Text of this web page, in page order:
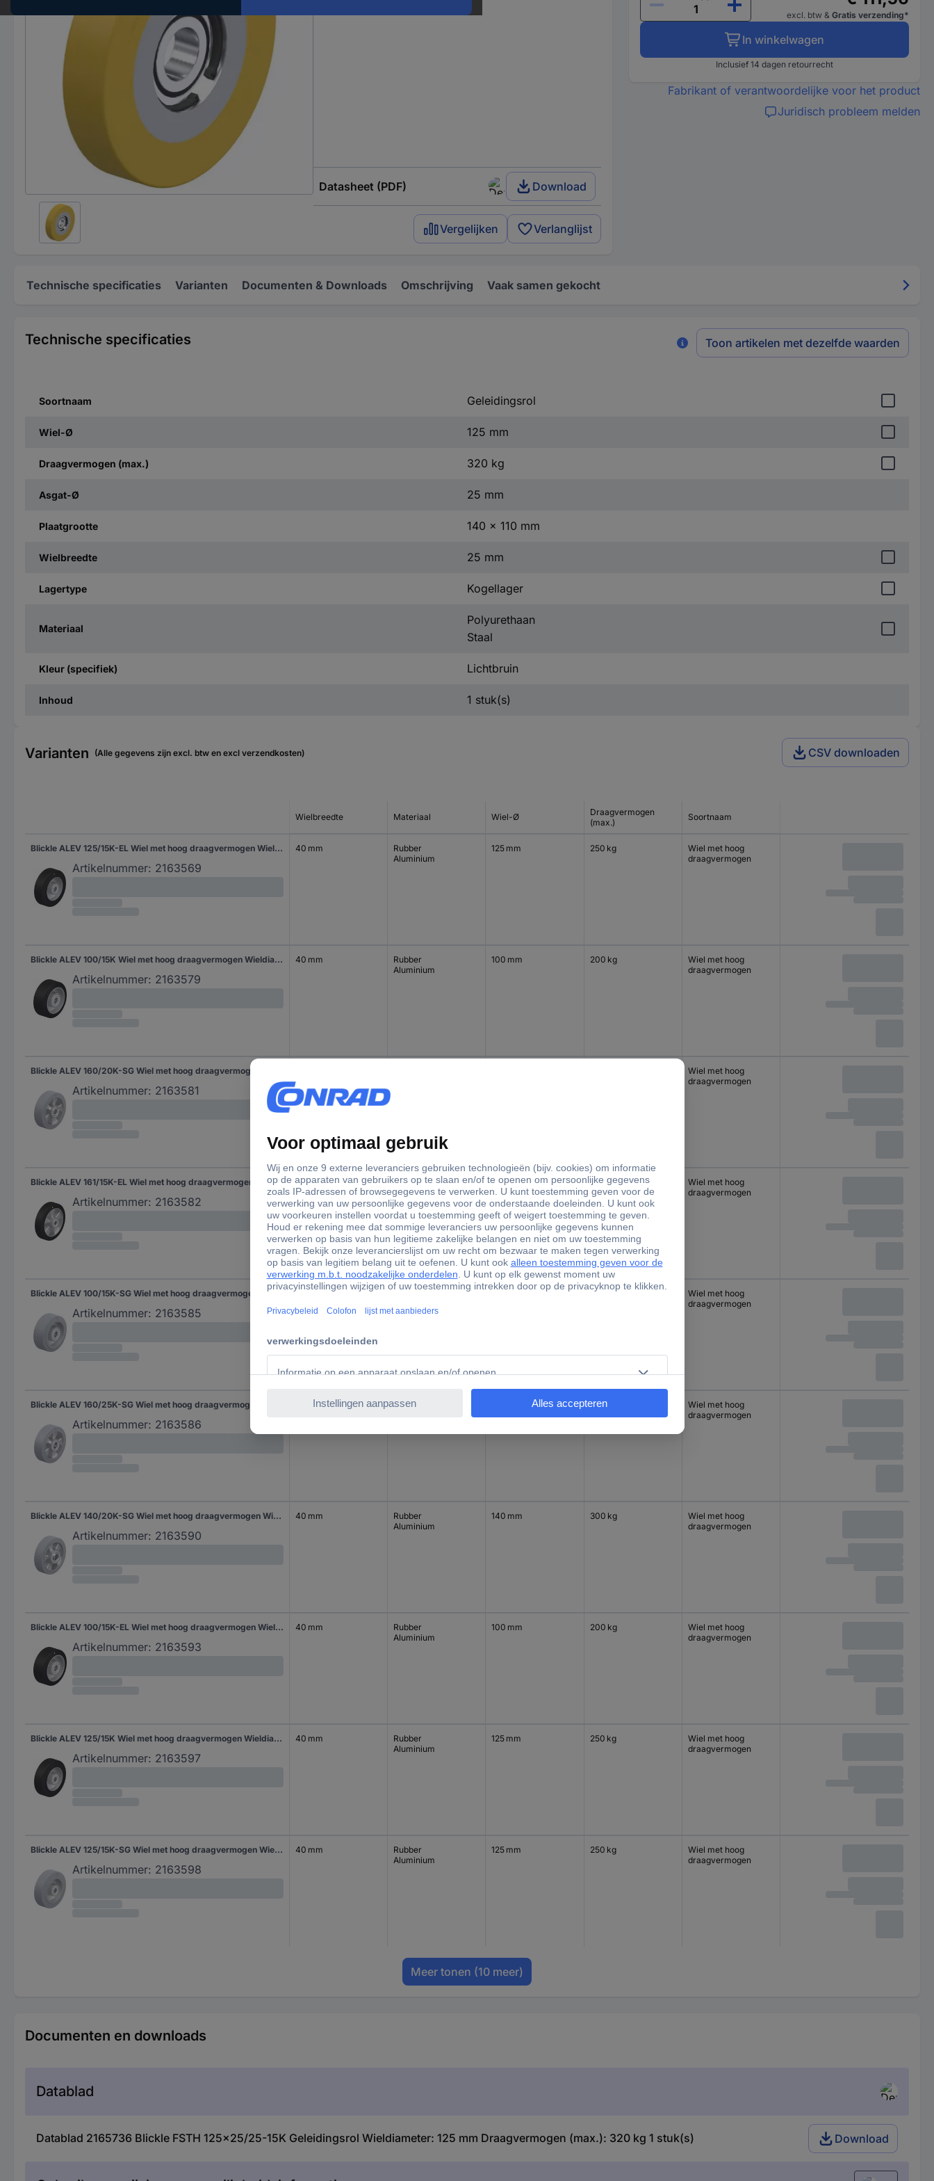
Datasheet (PDF) Download
Vergelijken Verlanglijst
excl. btw & Gratis verzending*
In winkelwagen
Inclusief 14 dagen retourrecht
Fabrikant of verantwoordelijke voor het product
Juridisch probleem melden
Technische specificaties Varianten Documenten & Downloads Omschrijving Vaak samen gekocht
Technische specificaties Toon artikelen met dezelfde waarden
Soortnaam Geleidingsrol
Wiel-Ø 125 mm
Draagvermogen (max.) 320 kg
Asgat-Ø 25 mm
Plaatgrootte 140 x 110 mm
Wielbreedte 25 mm
Lagertype Kogellager
Materiaal
Polyurethaan
Staal
Kleur (specifiek) Lichtbruin
Inhoud 1 stuk(s)
Varianten (Alle gegevens zijn excl. btw en excl verzendkosten) CSV downloaden
Wielbreedte Materiaal Wiel-Ø
Draagvermogen
(max.)
Soortnaam
Blickle ALEV 125/15K-EL Wiel met hoog draagvermogen Wieldiameter: 125 mm Draagvermogen (max.): 250 kg 1 stuk(s)
Artikelnummer: 2163569
40 mm
Rubber
Aluminium
125 mm 250 kg
Wiel met hoog
draagvermogen
Blickle ALEV 100/15K Wiel met hoog draagvermogen Wieldiameter: 100 mm Draagvermogen (max.): 200 kg 1 stuk(s)
Artikelnummer: 2163579
40 mm
Rubber
Aluminium
100 mm 200 kg
Wiel met hoog
draagvermogen
Artikelnummer: 2163581
Wiel met hoog
draagvermogen
Blickle ALEV 161/15K-EL Wiel met hoog draagvermogen Wieldiameter: 160 mm Draagvermogen (max.): 300 kg 1 stuk(s)
Artikelnummer: 2163582
40 mm
Rubber
Aluminium
160 mm 300 kg
Wiel met hoog
draagvermogen
Blickle ALEV 100/15K-SG Wiel met hoog draagvermogen Wieldiameter: 100 mm Draagvermogen (max.): 200 kg 1 stuk(s)
Artikelnummer: 2163585
40 mm
Rubber
100 mm 200 kg
Wiel met hoog
draagvermogen
Artikelnummer: 2163586
50 mm
Rubber
400 kg
Wiel met hoog
draagvermogen
Blickle ALEV 140/20K-SG Wiel met hoog draagvermogen Wieldiameter: 140 mm Draagvermogen (max.): 300 kg 1 stuk(s)
Artikelnummer: 2163590
40 mm
Rubber
Aluminium
140 mm 300 kg
Wiel met hoog
draagvermogen
Blickle ALEV 100/15K-EL Wiel met hoog draagvermogen Wieldiameter: 100 mm Draagvermogen (max.): 200 kg 1 stuk(s)
Artikelnummer: 2163593
40 mm
Rubber
Aluminium
100 mm 200 kg
Wiel met hoog
draagvermogen
Blickle ALEV 125/15K Wiel met hoog draagvermogen Wieldiameter: 125 mm Draagvermogen (max.): 250 kg 1 stuk(s)
Artikelnummer: 2163597
40 mm
Rubber
Aluminium
125 mm 250 kg
Wiel met hoog
draagvermogen
Blickle ALEV 125/15K-SG Wiel met hoog draagvermogen Wieldiameter: 125 mm Draagvermogen (max.): 250 kg 1 stuk(s)
Artikelnummer: 2163598
40 mm
Rubber
Aluminium
125 mm 250 kg
Wiel met hoog
draagvermogen
Meer tonen (10 meer)
Documenten en downloads
Datablad
Datablad 2165736 Blickle FSTH 125x25/25-15K Geleidingsrol Wieldiameter: 125 mm Draagvermogen (max.): 320 kg 1 stuk(s) Download